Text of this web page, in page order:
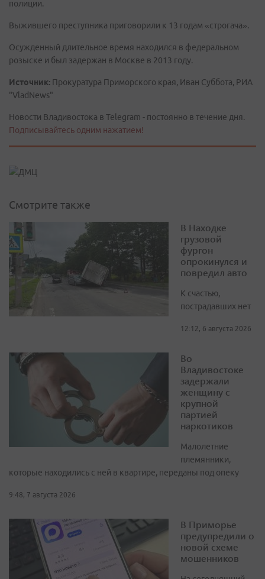
полиции.
Выжившего преступника приговорили к 13 годам «строгача».
Осужденный длительное время находился в федеральном
розыске и был задержан в Москве в 2013 году.
Источник: Прокуратура Приморского края, Иван Суббота, РИА
"VladNews"
Новости Владивостока в Telegram - постоянно в течение дня.
Подписывайтесь одним нажатием!
Смотрите также
В Находке
грузовой
фургон
опрокинулся и
повредил авто
К счастью,
пострадавших нет
12:12, 6 августа 2026
Во
Владивостоке
задержали
женщину с
крупной
партией
наркотиков
Малолетние
племянники,
которые находились с ней в квартире, переданы под опеку
9:48, 7 августа 2026
В Приморье
предупредили о
новой схеме
мошенников